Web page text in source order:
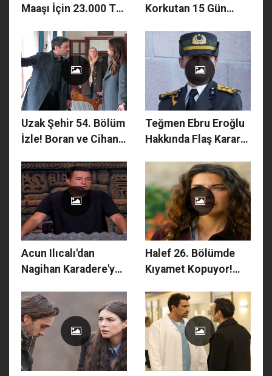
Maaşı İçin 23.000 TL
Temmuz’da Kim, Ne
Kadar Maaş Alacak?
Korkutan 15 Gün
Altın Bu Rakamı
Görecek! (2026 Yaz
Tahmini)
Uzak Şehir 54. Bölüm
İzle! Boran ve Cihan
Savaş: Alya’nın
Gözyaşları Mardin’i
Yakacak!
Teğmen Ebru Eroğlu
Hakkında Flaş Karar!
Reddedildi: 'Kılıçlı
Yemin' Sürecinde
Yeni Perde!
Acun Ilıcalı'dan
Nagihan Karadere'ye
'Hastaysan Bırak
Gitsin!' Survivor'da
Deprem Etkisi
Yaratan Karar!
Halef 26. Bölümde
Kıyamet Kopuyor!
Boşanırken, Yıldız’ın
Annesi Tüm Sırları
İfşa Etmeye Geliyor!